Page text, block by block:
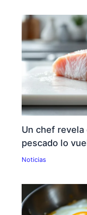
Un chef
pescado lo
Noticias